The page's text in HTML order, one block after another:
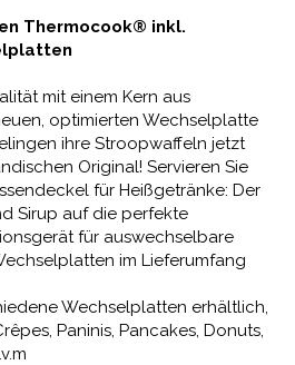
Thermocook® inkl.
mit einem Kern aus
optimierten Wechselplatte
ihre Stroopwaffeln jetzt
Original! Servieren Sie
für Heißgetränke: Der
Sirup auf die perfekte
für auswechselbare
im Lieferumfang
Wechselplatten erhältlich,
Paninis, Pancakes, Donuts,